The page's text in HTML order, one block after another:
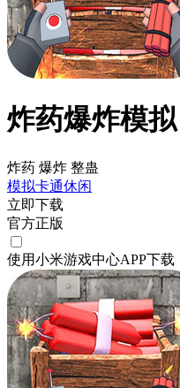
炸药爆炸模拟
炸药 爆炸 整蛊
模拟卡通休闲
立即下载
官方正版
使用小米游戏中心APP下载